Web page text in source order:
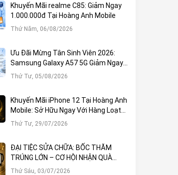
Khuyến Mãi realme C85: Giảm Ngay
1.000.000đ Tại Hoàng Anh Mobile
Thứ Năm, 06/08/2026
Ưu Đãi Mừng Tân Sinh Viên 2026:
Samsung Galaxy A57 5G Giảm Ngay
1.000.000đ
Thứ Tư, 05/08/2026
Khuyến Mãi iPhone 12 Tại Hoàng Anh
Mobile: Sở Hữu Ngay Với Hàng Loạt
Ưu Đãi Hấp Dẫn
Thứ Tư, 29/07/2026
ĐẠI TIỆC SỬA CHỮA: BỐC THĂM
TRÚNG LỚN – CƠ HỘI NHẬN QUÀ
KHỦNG TẠI HOÀNG ANH MOBILE
Thứ Sáu, 03/07/2026